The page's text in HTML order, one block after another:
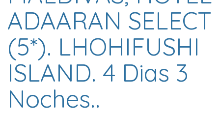
ADAARAN SELECT
(5*). LHOHIFUSHI
ISLAND. 4 Dias 3
Noches..